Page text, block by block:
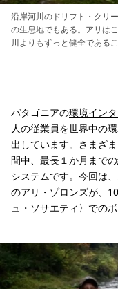
沿岸河川のドリフト・クリ
の生息地でもある。アリは
川よりもずっと健全である
パタゴニアの環境イン
人の従業員を世界中の
出しています。さまざ
間中、最長１か月まで
システムです。今回は
のアリ・ゾロンズが、
ュ・ソサエティ〉での